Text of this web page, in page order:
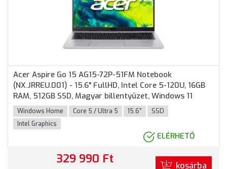
Acer Aspire Go 15 AG15-72P-51FM Notebook
(NX.JRREU.001) - 15.6" FullHD, Intel Core 5-120U, 16GB
RAM, 512GB SSD, Magyar billentyűzet, Windows 11
Home, 3 év garancia, Ezüst színben
Windows Home Core 5 / Ultra 5 15.6"
SSD
Intel Graphics
ELÉRHETŐ
329 990 Ft kosárba